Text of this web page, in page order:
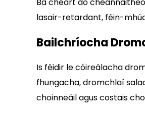
lasair-retardant, féin-
Bailchríocha
Is féidir le cóireálacha
fhungacha, dromchlaí
choinneáil agus costais